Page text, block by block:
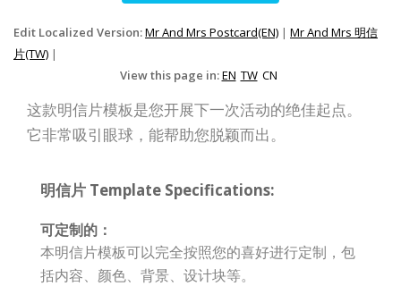
Edit Localized Version:Mr And Mrs Postcard(EN) | Mr And Mrs 明信
片(TW) |
View this page in:EN TW CN
这款明信片模板是您开展下一次活动的绝佳起点。
它非常吸引眼球，能帮助您脱颖而出。
明信片 Template Specifications:
可定制的：
本明信片模板可以完全按照您的喜好进行定制，包
括内容、颜色、背景、设计块等。